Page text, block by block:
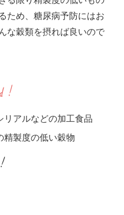
ため、糖尿病予防にはお
な穀類を摂れば良いので
リアルなどの加工食品
精製度の低い穀物